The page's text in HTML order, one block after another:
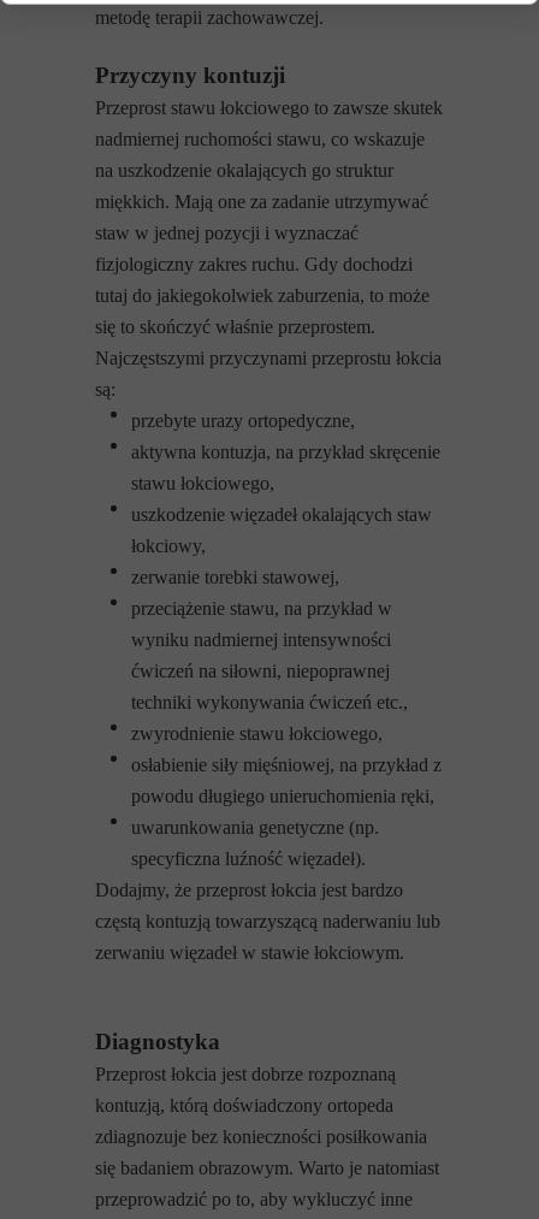
metodę terapii zachowawczej.
Przyczyny kontuzji
Przeprost stawu łokciowego to zawsze skutek
nadmiernej ruchomości stawu, co wskazuje
na uszkodzenie okalających go struktur
miękkich. Mają one za zadanie utrzymywać
staw w jednej pozycji i wyznaczać
fizjologiczny zakres ruchu. Gdy dochodzi
tutaj do jakiegokolwiek zaburzenia, to może
się to skończyć właśnie przeprostem.
Najczęstszymi przyczynami przeprostu łokcia
są:
przebyte urazy ortopedyczne,
aktywna kontuzja, na przykład skręcenie
stawu łokciowego,
uszkodzenie więzadeł okalających staw
łokciowy,
zerwanie torebki stawowej,
przeciążenie stawu, na przykład w
wyniku nadmiernej intensywności
ćwiczeń na siłowni, niepoprawnej
techniki wykonywania ćwiczeń etc.,
zwyrodnienie stawu łokciowego,
osłabienie siły mięśniowej, na przykład z
powodu długiego unieruchomienia ręki,
uwarunkowania genetyczne (np.
specyficzna luźność więzadeł).
Dodajmy, że przeprost łokcia jest bardzo
częstą kontuzją towarzyszącą naderwaniu lub
zerwaniu więzadeł w stawie łokciowym.
Diagnostyka
Przeprost łokcia jest dobrze rozpoznaną
kontuzją, którą doświadczony ortopeda
zdiagnozuje bez konieczności posiłkowania
się badaniem obrazowym. Warto je natomiast
przeprowadzić po to, aby wykluczyć inne